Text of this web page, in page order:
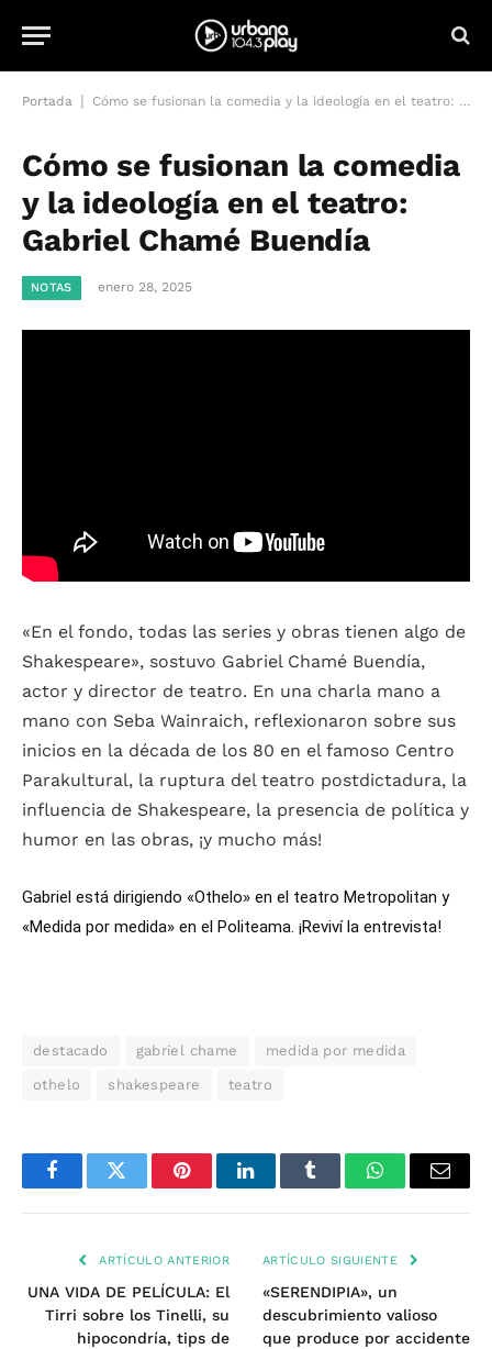
Portada Cómo se fusionan la comedia y la ideología en el teatro: Gabriel Chamé Buendía
Cómo se fusionan la comedia
y la ideología en el teatro:
Gabriel Chamé Buendía
NOTAS enero 28, 2025
«En el fondo, todas las series y obras tienen algo de
Shakespeare», sostuvo Gabriel Chamé Buendía,
actor y director de teatro. En una charla mano a
mano con Seba Wainraich, reflexionaron sobre sus
inicios en la década de los 80 en el famoso Centro
Parakultural, la ruptura del teatro postdictadura, la
influencia de Shakespeare, la presencia de política y
humor en las obras, ¡y mucho más!
Gabriel está dirigiendo «Othelo» en el teatro Metropolitan y
«Medida por medida» en el Politeama. ¡Reviví la entrevista!
destacado gabriel chame medida por medida
othelo shakespeare teatro
FacebookTwitter PinterestLinkedInTumblr WhatsAppEmail
ARTÍCULO ANTERIOR
UNA VIDA DE PELÍCULA: El
Tirri sobre los Tinelli, su
hipocondría, tips de
ARTÍCULO SIGUIENTE
«SERENDIPIA», un
descubrimiento valioso
que produce por accidente